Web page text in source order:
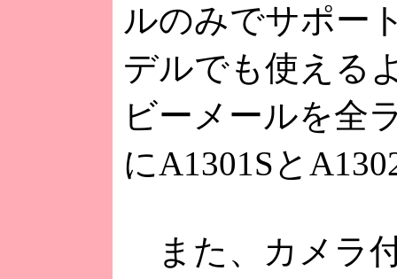
ルのみでサポー
デルでも使える
ビーメールを全
にA1301Sと
また、カメラ